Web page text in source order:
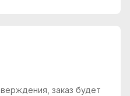
заказ будет